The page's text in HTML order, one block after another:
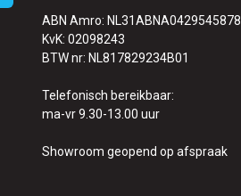
ABN Amro: NL31ABNA0429545878
KvK: 02098243
BTW nr: NL817829234B01
Telefonisch bereikbaar:
ma-vr 9.30-13.00 uur
Showroom geopend op afspraak